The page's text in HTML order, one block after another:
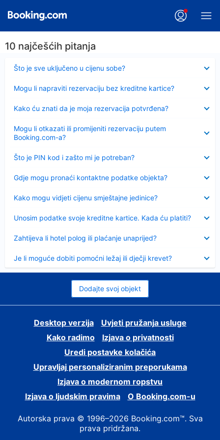
10 najčešćih pitanja
Što je sve uključeno u cijenu sobe?
Sažeto
Mogu li napraviti rezervaciju bez kreditne kartice?
Kako ću znati da je moja rezervacija potvrđena?
Mogu li otkazati ili promijeniti rezervaciju putem
Booking.com-a?
Što je PIN kod i zašto mi je potreban?
Sažeto
Gdje mogu pronaći kontaktne podatke objekta?
Kako mogu vidjeti cijenu smještajne jedinice?
Unosim podatke svoje kreditne kartice. Kada ću platiti?
Zahtijeva li hotel polog ili plaćanje unaprijed?
Je li moguće dobiti pomoćni ležaj ili dječji krevet?
Dodajte svoj objekt
Desktop verzija
Uvjeti pružanja usluge
Kako radimo
Izjava o privatnosti
Uredi postavke kolačića
Upravljaj personaliziranim preporukama
Izjava o modernom ropstvu
Izjava o ljudskim pravima
O Booking.com-u
Autorska prava © 1996–2026 Booking.com™. Sva
prava pridržana.